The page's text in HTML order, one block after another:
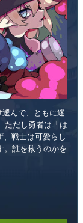
んで、ともに迷
ただし勇者は「は
戦士は可愛らし
。誰を救うのかを